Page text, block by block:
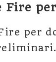
Fire
per